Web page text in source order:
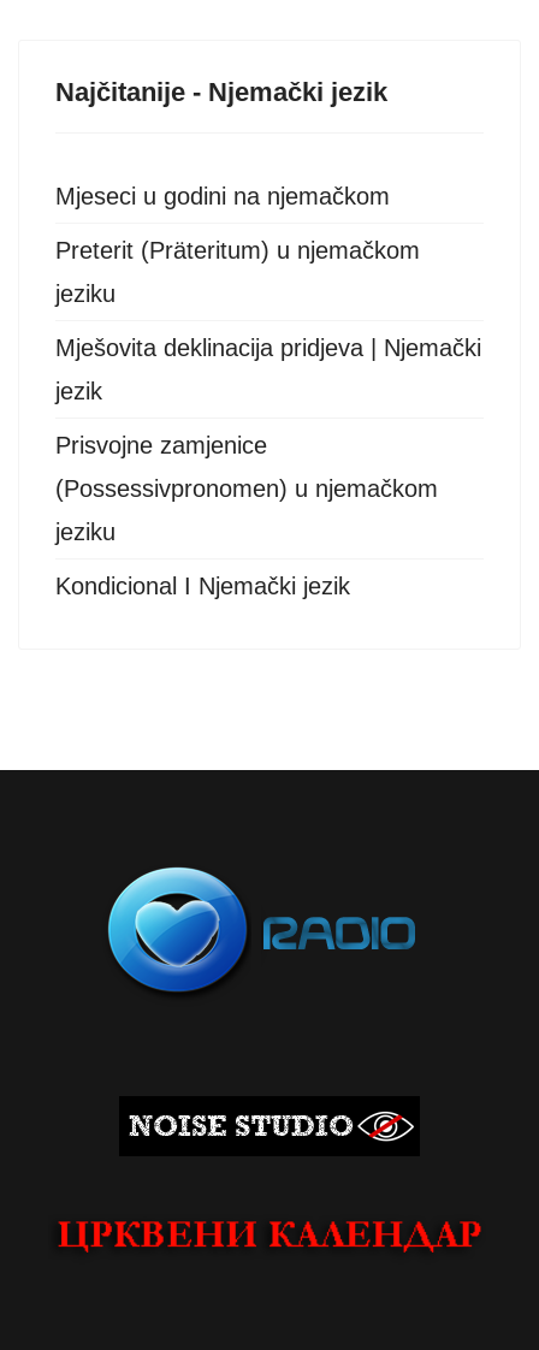
Najčitanije - Njemački jezik
Mjeseci u godini na njemačkom
Preterit (Präteritum) u njemačkom
jeziku
Mješovita deklinacija pridjeva | Njemački
jezik
Prisvojne zamjenice
(Possessivpronomen) u njemačkom
jeziku
Kondicional I Njemački jezik